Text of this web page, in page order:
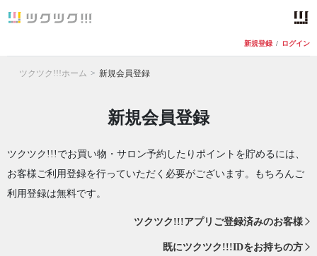
新規登録 / ログイン
ツクツク!!!ホーム 新規会員登録
新規会員登録
ツクツク!!!でお買い物・サロン予約したりポイントを貯めるには、
お客様ご利用登録を行っていただく必要がございます。もちろんご
利用登録は無料です。
ツクツク!!!アプリご登録済みのお客様
既にツクツク!!!IDをお持ちの方